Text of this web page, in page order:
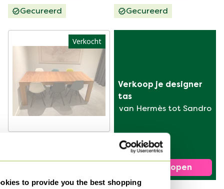
to provide you the best shopping
Gecureerd
Gecureerd
Verkocht
Verkoop je designer
tas
van Hermès tot Sandro
Nu verkopen